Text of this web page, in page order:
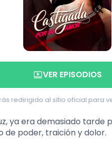
VER EPISODIOS
redirigido al sitio oficial para
ya era demasiado
de poder, traición y dolor.